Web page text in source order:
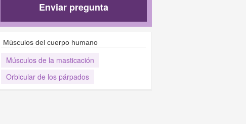
Enviar pregunta
Músculos del cuerpo humano
Músculos de la masticación
Orbicular de los párpados